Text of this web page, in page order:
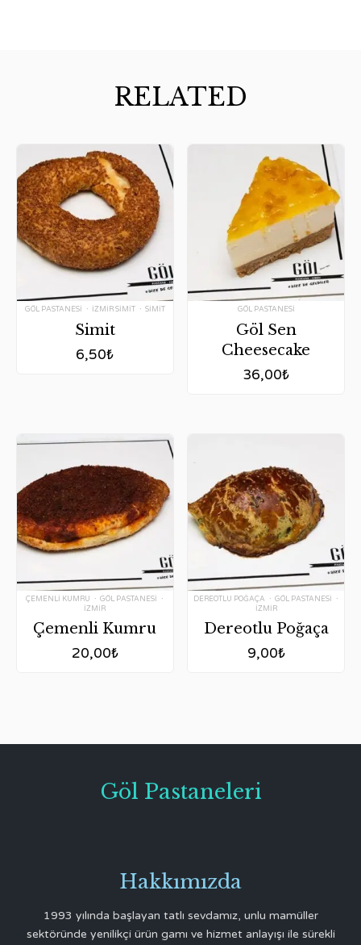
RELATED
Tags:
GÖL PASTANESI IZMIR SIMIT SIMIT
Simit
6,50₺
Tag:
GÖL PASTANESI
Göl Sen
Cheesecake
36,00₺
Tags:
ÇEMENLI KUMRU
GÖL PASTANESI
IZMIR
Çemenli Kumru
20,00₺
Tags:
DEREOTLU POĞAÇA
GÖL PASTANESI
IZMIR
Dereotlu Poğaça
9,00₺
Göl Pastaneleri
Hakkımızda
1993 yılında başlayan tatlı sevdamız, unlu mamüller
sektöründe yenilikçi ürün gamı ve hizmet anlayışı ile sürekli